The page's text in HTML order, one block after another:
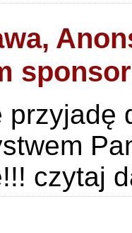
przyjadę
czytaj